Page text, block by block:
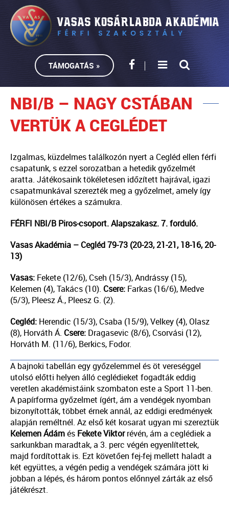
TÁMOGATÁS »
NBI/B – NAGY CSTÁBAN
VERTÜK A CEGLÉDET
Izgalmas, küzdelmes találkozón nyert a Cegléd ellen férfi
csapatunk, s ezzel sorozatban a hetedik győzelmét
aratta. Játékosaink tökéletesen időzített hajrával, igazi
csapatmunkával szerezték meg a győzelmet, amely így
különösen értékes a számukra.
FÉRFI NBI/B Piros-csoport. Alapszakasz. 7. forduló.
Vasas Akadémia – Cegléd 79-73 (20-23, 21-21, 18-16, 20-
13)
Vasas: Fekete (12/6), Cseh (15/3), Andrássy (15),
Kelemen (4), Takács (10). Csere: Farkas (16/6), Medve
(5/3), Pleesz Á., Pleesz G. (2).
Cegléd: Herendic (15/3), Csaba (15/9), Velkey (4), Olasz
(8), Horváth Á. Csere: Dragasevic (8/6), Csorvási (12),
Horváth M. (11/6), Berkics, Fodor.
A bajnoki tabellán egy győzelemmel és öt vereséggel
utolsó előtti helyen álló ceglédieket fogadták eddig
veretlen akadémistáink szombaton este a Sport 11-ben.
A papírforma győzelmet ígért, ám a vendégek nyomban
bizonyították, többet érnek annál, az eddigi eredmények
alapján reméltnél. Az első két kosarat ugyan mi szereztük
KelemenÁdámés FeketeViktorrévén, ám a ceglédiek a
sarkunkban maradtak, a 3. perc végén egyenlítettek,
majd fordítottak is. Ezt követően fej-fej mellett haladt a
két együttes, a végén pedig a vendégek számára jött ki
jobban a lépés, és három pontos előnnyel zárták az első
játékrészt.